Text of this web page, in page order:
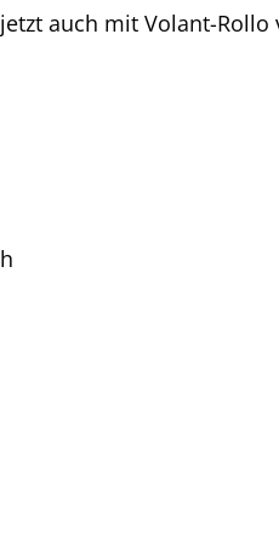
auch mit Volant-Rollo